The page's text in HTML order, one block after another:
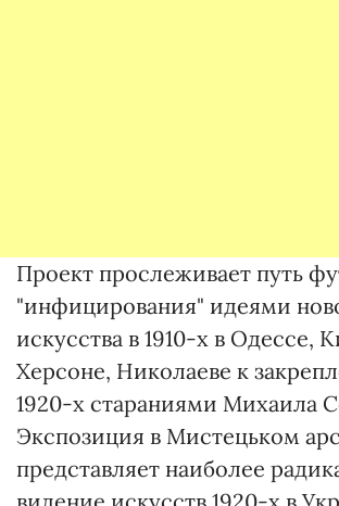
Проект прослеживает путь
"инфицирования" идеями
искусства в 1910-х в Одессе,
Херсоне, Николаеве к
1920-х стараниями Михаила
Экспозиция в Мистецьком
представляет наиболее